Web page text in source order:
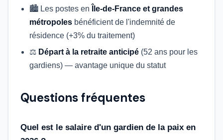
🏙️ Les postes en
Île-de-France et grandes
métropoles bénéficient de l'indemnité de
résidence (+3% du traitement)
⚖️ Départ à la retraite anticipé (52 ans pour les
gardiens) — avantage unique du statut
Questions fréquentes
Quel est le salaire d'un gardien de la paix en